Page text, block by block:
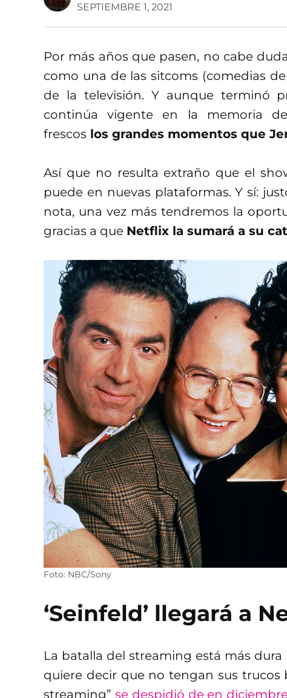
SEPTIEMBRE 1, 2021
Por más años que pasen, no cabe
como una de las sitcoms (comedias
de la televisión. Y aunque terminó
continúa vigente en la memoria
frescos los grandes momentos que
Así que no resulta extraño que el
puede en nuevas plataformas. Y sí:
nota, una vez más tendremos la
gracias a que Netflix la sumará a su
Foto: NBC/Sony
‘Seinfeld’ llegará a
La batalla del streaming está más
quiere decir que no tengan sus trucos
streaming” se despidió de en